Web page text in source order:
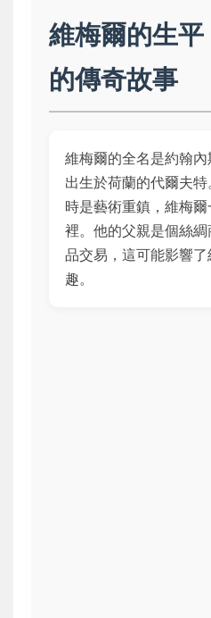
維梅爾的生
的傳奇故事
維梅爾的全名是約翰
出生於荷蘭的代爾夫
時是藝術重鎮，維梅
裡。他的父親是個絲
品交易，這可能影響
趣。